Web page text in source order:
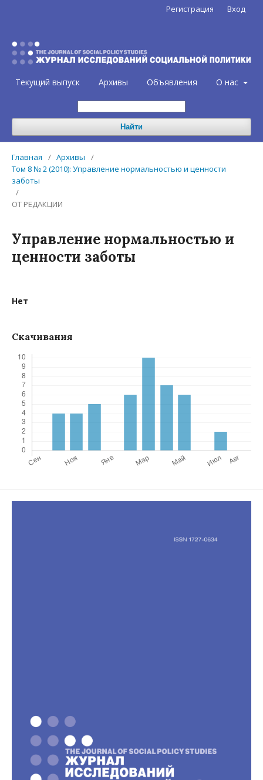
Текущий выпуск Архивы Объявления О нас
Найти
Регистрация Вход
Главная / Архивы
/
Том 8 № 2 (2010): Управление нормальностью и ценности
заботы
/
ОТ РЕДАКЦИИ
Управление нормальностью и
ценности заботы
Нет
Скачивания